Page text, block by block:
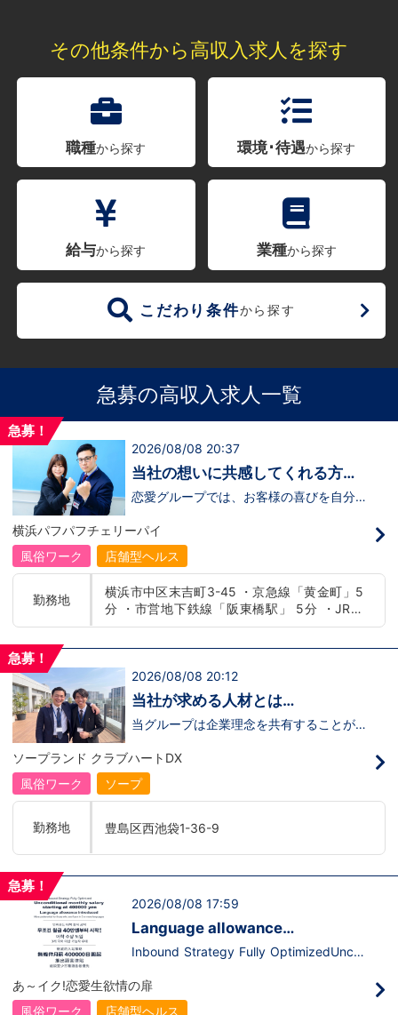
その他条件から高収入求人を探す
職種から探す 環境･待遇から探す
給与から探す 業種から探す
こだわり条件から探す
急募の高収入求人一覧
急募！
2026/08/08 20:37
当社の想いに共感してくれる方、
大募集‼
恋愛グループでは、お客様の喜びを自分自
います！・接客が好き・お客様が笑顔にな
ると自分も嬉しい・お客様だけでなく、働
く仲間もキャストさんも笑顔になると嬉し
い・喜んで(楽しんで)もらう為にはどうし
方が当グループでは活躍の場を広げていま
す。他にも…・失敗しても諦めない！・と
にかくやる気だけは負けない！・環境を変
をあげたい！など。接客業経験がないから
ジョンの為にこうしたい！こうなりたい！
と強い意志を持ってる方にも平等にチャン
スがある職場になっています。その為、未
経験からの応募も大歓迎です。今働いてる
倒的に多いです。「ちょっと求めてる人物
像と自分は違うかも…？」と思う方もいる
と思います。ですが、よく考えてくださ
い。全てが当てはまる人の方が少ないと思
分なんです。まずは応募して、面接時にあ
なたの想いを聞かせてください。その後、
私たちの想いを説明させていただきます。
と思います。ご応募お待ちしておりま
横浜パフパフチェリーパイ
風俗ワーク
店舗型ヘルス
勤務地
横浜市中区末吉町3-45 ・京急線「黄金町」5
分 ・市営地下鉄線「阪東橋駅」 5分 ・JR線
「関内駅」15分
急募！
2026/08/08 20:12
当社が求める人材とは…
当グループは企業理念を共有することがで
神】を持っている方を求めています。さら
に！『ハピネスグループは、店舗数が増え
ます！！』つまり…【店長/幹部】の空き
枠があるってことです。実際に働いてみ
職者になれない(´;ω;｀)なんて経験はあり
ませんか？？当グループは年功序列ではな
く実力主義です。頑張り次第でいくらでも
のある方には必要な席をしっかりご用意で
入社後、最短で8ヶ月で店長になった先輩
もいます。その先輩のあとにアナタも続き
ませんか！？勿論、男性だけではなく女性
も活躍中。ハピネスグループ初の女性店長
イトレジャー業界だからといって一般大手
企業様に引けを取らない体制で取り組んで
いる会社です。そのため、誰もが安心して
ソープランド クラブハートDX
風俗ワーク
ソープ
勤務地 豊島区西池袋1-36-9
急募！
2026/08/08 17:59
Language allowance
introduced/推出語言津貼
Inbound Strategy Fully OptimizedUncon
00 yenLanguage allowance introduced
More preferential for those who are fluen
t in 3 or more languages인바운드 대책 철
あ～イク!恋愛生欲情の扉
風俗ワーク
店舗型ヘルス